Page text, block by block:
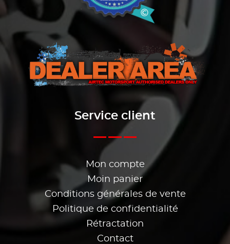
Service client
Mon compte
Moin panier
Conditions générales de vente
Politique de confidentialité
Rétractation
Contact